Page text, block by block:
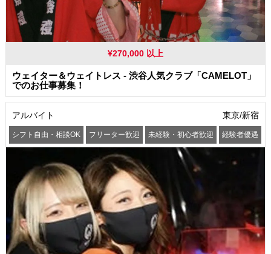
¥270,000 以上
ウェイター＆ウェイトレス - 渋谷人気クラブ「CAMELOT」
でのお仕事募集！
アルバイト 東京/新宿
シフト自由・相談OK フリーター歓迎 未経験・初心者歓迎 経験者優遇
駅から徒歩5分以内